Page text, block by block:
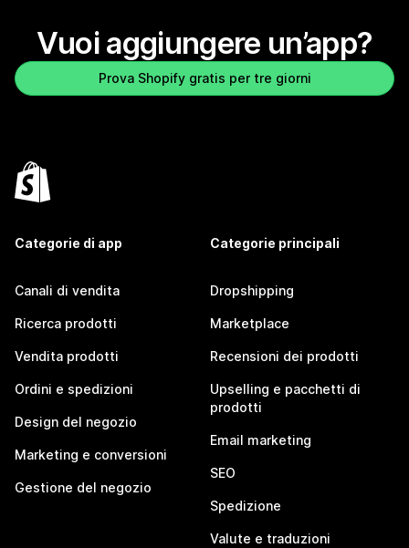
Vuoi aggiungere un’app?
Prova Shopify gratis per tre giorni
Categorie di app
Canali di vendita
Ricerca prodotti
Vendita prodotti
Ordini e spedizioni
Design del negozio
Marketing e conversioni
Gestione del negozio
Categorie principali
Dropshipping
Marketplace
Recensioni dei prodotti
Upselling e pacchetti di
prodotti
Email marketing
SEO
Spedizione
Valute e traduzioni